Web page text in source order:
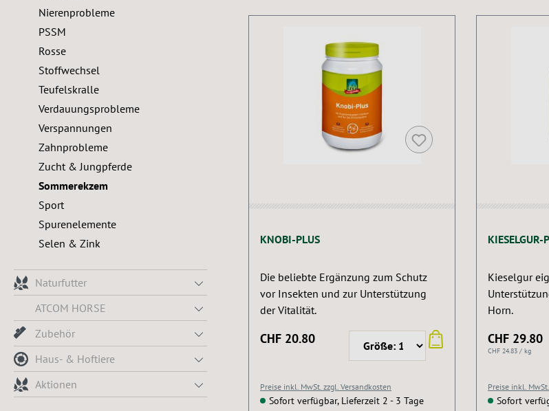
Nierenprobleme
PSSM
Rosse
Stoffwechsel
Teufelskralle
Verdauungsprobleme
Verspannungen
Zahnprobleme
Zucht & Jungpferde
Sommerekzem
Sport
Spurenelemente
Selen & Zink
Naturfutter
ATCOM HORSE
Zubehör
Haus- & Hoftiere
Aktionen
KNOBI-PLUS
Die beliebte Ergänzung zum Schutz
vor Insekten und zur Unterstützung
der Vitalität.
CHF 20.80
Preise inkl. MwSt. zzgl. Versandkosten
Sofort verfügbar, Lieferzeit 2 - 3 Tage
KIESELGUR-
Kieselgur
Horn.
CHF 29.80
CHF 24.83 / kg
Preise inkl.
Sofort